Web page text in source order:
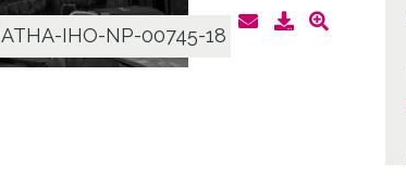
ATHA-IHO-NP-00745-18